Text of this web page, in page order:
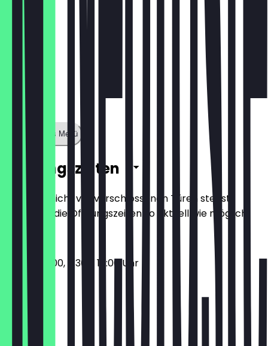
Zeige ganzes Menü
Öffnungszeiten
Damit du nicht vor verschlossenen Türen stehst,
halten wir die Öffnungszeiten so aktuell wie möglich.
08:00 - 10:00, 11:30 - 15:00 Uhr
Montag
Dienstag
Mittwoch